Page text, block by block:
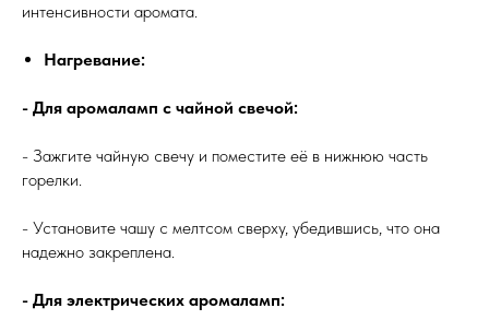
интенсивности аромата.
Нагревание:
- Для аромаламп с чайной свечой:
- Зажгите чайную свечу и поместите её в нижнюю часть
горелки.
- Установите чашу с мелтсом сверху, убедившись, что она
надежно закреплена.
- Для электрических аромаламп: